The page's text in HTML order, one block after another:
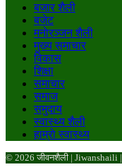
बजार शैली
बजेट
मनाेरञ्जन शैली
मुख्य समाचार
विकास
शिक्षा
समाचार
समाज
समुदाय
स्वास्थ्य शैली
हाम्राे स्वास्थ्य
© 2026 जीवनशैली | Jiwanshaili |